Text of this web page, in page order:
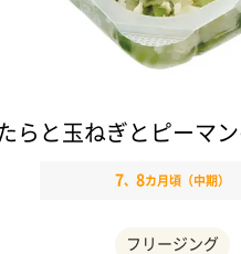
らと玉ねぎとピーマ
7、 8カ月頃（中期）
フリージング